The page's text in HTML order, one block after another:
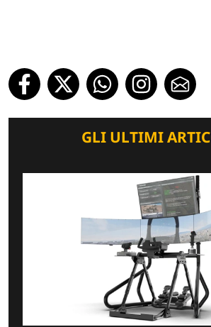
GLI ULTIMI